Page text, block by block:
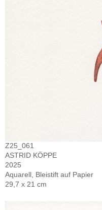
Z25_061
ASTRID KÖPPE
2025
Aquarell, Bleistift auf Papier
29,7 x 21 cm